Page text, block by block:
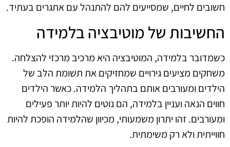
חשובים לחיים, שמסייעים להם להתנהל עם אתגרים בעתיד.
החשיבות של מוטיבציה בלמידה
כשמדובר בלמידה, המוטיבציה היא מרכיב מרכזי להצלחה.
משחקים מציעים גירויים שמחזיקים את תשומת הלב של
הילדים ומעורבים אותם בתהליך הלמידה. כאשר הילדים
חווים הנאה ועניין בלמידה, הם נוטים להיות יותר פעילים
ומעורבים. זהו יתרון משמעותי, מכיוון שהלמידה הופכת להיות
חווייתית ולא רק משימתית.